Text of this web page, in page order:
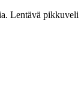
Lentävä pikkuveli